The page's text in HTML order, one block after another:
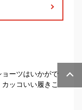
ーツはいかがで
ッコいい履きこ